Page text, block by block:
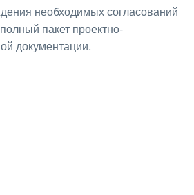
необходимых согласований
пакет проектно-
документации.